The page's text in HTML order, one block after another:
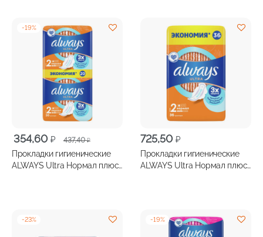
-19%
437,40₽
Первоначальная
цена
составляла
354,60 ₽
Текущая
цена:
354,60 ₽.
Прокладки гигиенические
ALWAYS Ultra Нормал плюс
725,50 ₽
Прокладки гигиенические
ALWAYS Ultra Нормал плюс
-23% -19%